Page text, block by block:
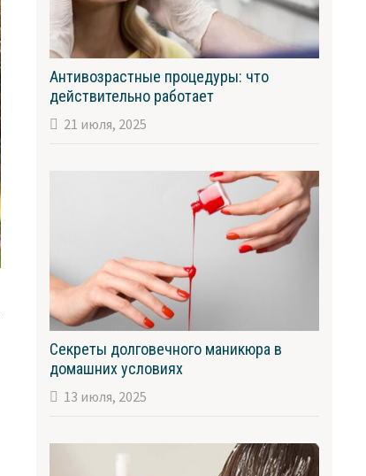
Антивозрастные процедуры: что
действительно работает
21 июля, 2025
Секреты долговечного маникюра в
домашних условиях
13 июля, 2025